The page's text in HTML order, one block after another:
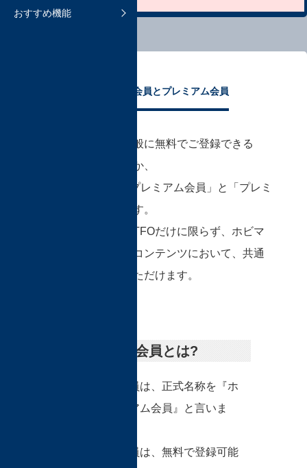
よくあるご質問
おすすめ機能 よくあるご質問
Sプレミアム会員とプレミアム会員
ホビマ会員には、一般に無料でご登録できる
「ホビマ会員」のほか、
有料会員となる「Sプレミアム会員」と「プレミ
アム会員」があります。
これらの会員制度はTFOだけに限らず、ホビマ
が提供する数多くのコンテンツにおいて、共通
でご優待を受けていただけます。
プレミアム会員とは?
プレミアム会員は、正式名称を『ホ
ビマ・プレミアム会員』と言いま
プレミアム会員は、無料で登録可能